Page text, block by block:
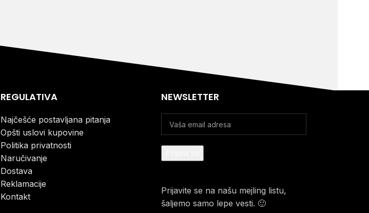
REGULATIVA
Najčešće postavljana pitanja
Opšti uslovi kupovine
Politika privatnosti
Naručivanje
Dostava
Reklamacije
Kontakt
NEWSLETTER
Prijavite se na našu mejling listu,
šaljemo samo lepe vesti. 🙂